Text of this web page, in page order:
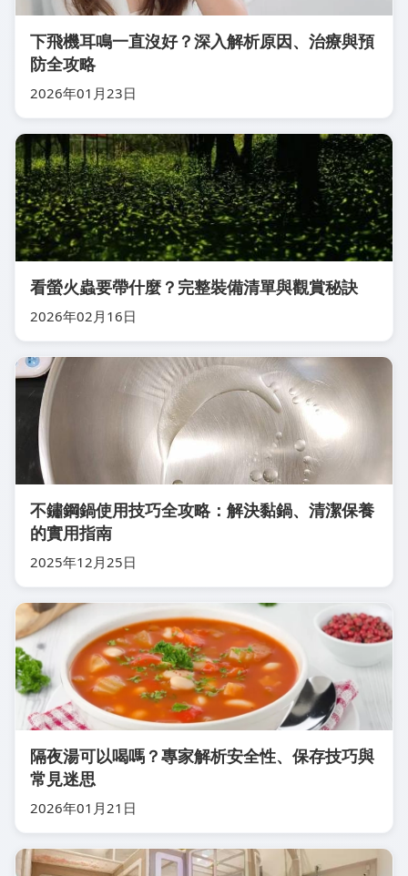
下飛機耳鳴一直沒好？深入解析原因、治療與預
防全攻略
2026年01月23日
看螢火蟲要帶什麼？完整裝備清單與觀賞秘訣
2026年02月16日
不鏽鋼鍋使用技巧全攻略：解決黏鍋、清潔保養
的實用指南
2025年12月25日
隔夜湯可以喝嗎？專家解析安全性、保存技巧與
常見迷思
2026年01月21日